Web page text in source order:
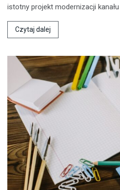
istotny projekt modernizacji
Czytaj dalej